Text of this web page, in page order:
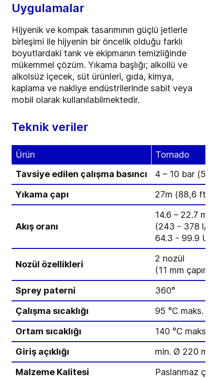
Uygulamalar
Hijyenik ve kompak tasarımının güçlü jetlerle
birleşimi ile hijyenin bir öncelik olduğu farklı
boyutlardaki tank ve ekipmanın temizliğinde
mükemmel çözüm. Yıkama başlığı; alkollü ve
alkolsüz içecek, süt ürünleri, gıda, kimya,
kaplama ve nakliye endüstrilerinde sabit veya
mobil olarak kullanılabilmektedir.
Teknik veriler
Ürün
Tornado
Tavsiye edilen çalışma basıncı
4 – 10 bar (58
Yıkama çapı
27m (88,6 ft)'e
Akış oranı
14.6 – 22.7 m
(243 - 378 l/
64.3 - 99.9
Nozül özellikleri
2 nozül
(11 mm
Sprey paterni
360°
Çalışma sıcaklığı
95 °C maks.
Ortam sıcaklığı
140 °C maks.
Giriş açıklığı
min. Ø 220
Malzeme Kalitesi
Paslanmaz